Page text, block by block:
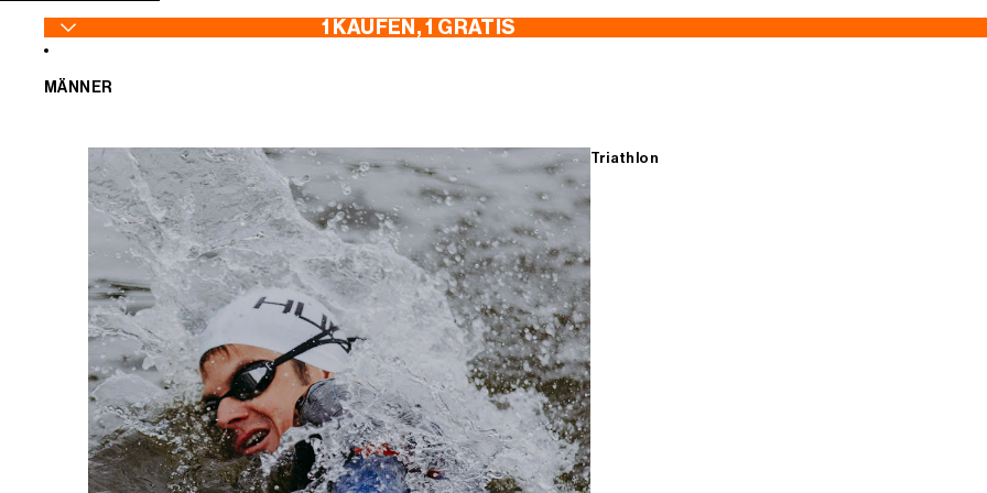
1 KAUFEN, 1 GRATIS
MÄNNER
Triathlon